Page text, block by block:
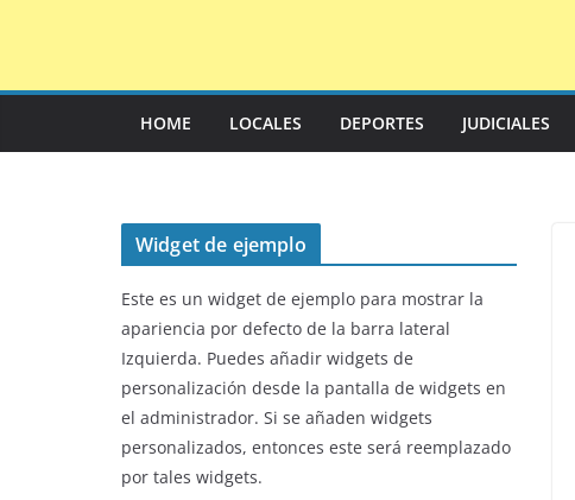
HOME LOCALES DEPORTES JUDICIALES
Widget de ejemplo
Este es un widget de ejemplo para mostrar la
apariencia por defecto de la barra lateral
Izquierda. Puedes añadir widgets de
personalización desde la pantalla de widgets en
el administrador. Si se añaden widgets
personalizados, entonces este será reemplazado
por tales widgets.